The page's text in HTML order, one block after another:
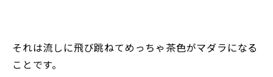
それは流しに飛び跳ねてめっちゃ茶色がマダラになる
ことです。